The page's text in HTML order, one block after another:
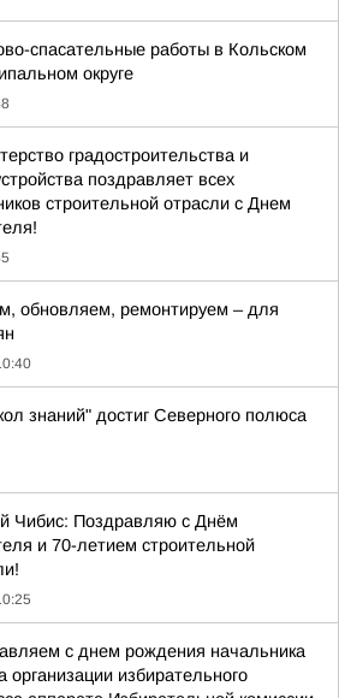
спасательные работы в Кольском
округе
градостроительства и
поздравляет всех
строительной отрасли с Днем
обновляем, ремонтируем – для
знаний" достиг Северного полюса
Чибис: Поздравляю с Днём
и 70-летием строительной
с днем рождения начальника
организации избирательного